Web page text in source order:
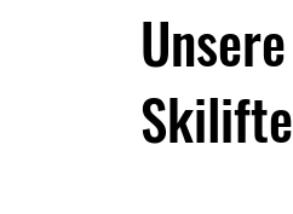
Unsere
Skilifte